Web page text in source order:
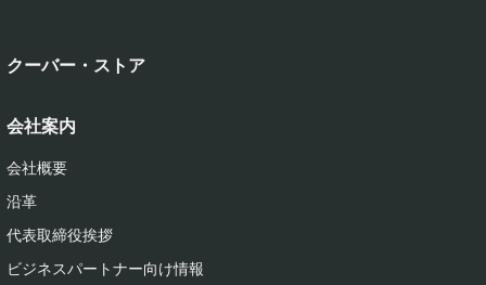
クーバー・ストア
会社案内
会社概要
沿革
代表取締役挨拶
ビジネスパートナー向け情報